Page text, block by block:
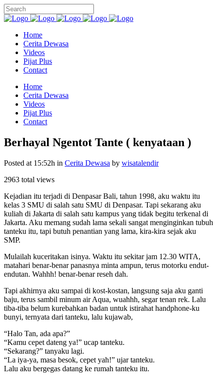
Home
Cerita Dewasa
Videos
Pijat Plus
Contact
Home
Cerita Dewasa
Videos
Pijat Plus
Contact
Berhayal Ngentot Tante ( kenyataan )
Posted at 15:52h in Cerita Dewasa by wisatalendir
2963 total views
Kejadian itu terjadi di Denpasar Bali, tahun 1998, aku waktu itu
kelas 3 SMU di salah satu SMU di Denpasar. Tapi sekarang aku
kuliah di Jakarta di salah satu kampus yang tidak begitu terkenal di
Jakarta. Aku memang sudah lama sekali sangat menginginkan tubuh
tanteku itu, tapi butuh penantian yang lama, kira-kira sejak aku
SMP.
Mulailah kuceritakan isinya. Waktu itu sekitar jam 12.30 WITA,
matahari benar-benar panasnya minta ampun, terus motorku endut-
endutan. Wahhh! benar-benar reseh dah.
Tapi akhirnya aku sampai di kost-kostan, langsung saja aku ganti
baju, terus sambil minum air Aqua, wuahhh, segar tenan rek. Lalu
tiba-tiba belum kurebahkan badan untuk istirahat handphone-ku
bunyi, ternyata dari tanteku, lalu kujawab,
“Halo Tan, ada apa?”
“Kamu cepet dateng ya!” ucap tanteku.
“Sekarang?” tanyaku lagi.
“La iya-ya, masa besok, cepet yah!” ujar tanteku.
Lalu aku bergegas datang ke rumah tanteku itu.